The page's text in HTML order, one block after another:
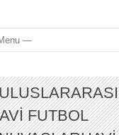
FUTBOL